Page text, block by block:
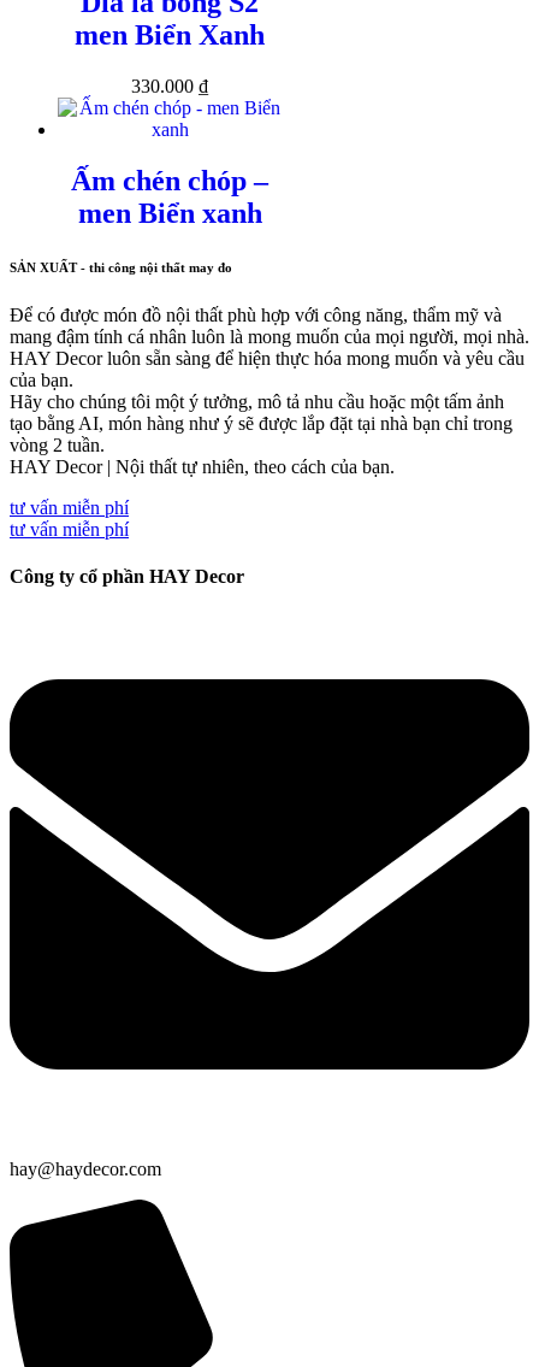
men Biển Xanh
330.000 ₫
Ấm chén chóp –
men Biển xanh
SẢN XUẤT - thi công nội thất may đo
Để có được món đồ nội thất phù hợp với công năng, thẩm mỹ và
mang đậm tính cá nhân luôn là mong muốn của mọi người, mọi nhà.
HAY Decor luôn sẵn sàng để hiện thực hóa mong muốn và yêu cầu
của bạn.
Hãy cho chúng tôi một ý tưởng, mô tả nhu cầu hoặc một tấm ảnh
tạo bằng AI, món hàng như ý sẽ được lắp đặt tại nhà bạn chỉ trong
vòng 2 tuần.
HAY Decor | Nội thất tự nhiên, theo cách của bạn.
tư vấn miễn phí
tư vấn miễn phí
Công ty cổ phần HAY Decor
hay@haydecor.com